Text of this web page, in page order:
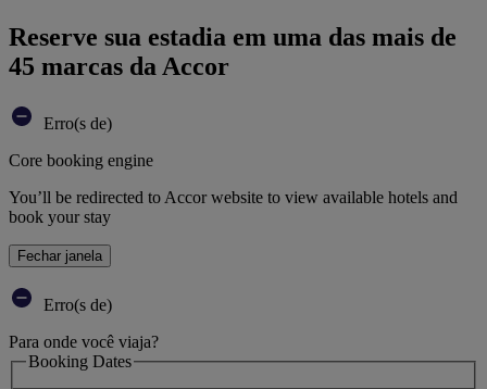
Reserve sua estadia em uma das mais de
45 marcas da Accor
Erro(s de)
Core booking engine
You’ll be redirected to Accor website to view available hotels and
book your stay
Fechar janela
Erro(s de)
Para onde você viaja?
Booking Dates